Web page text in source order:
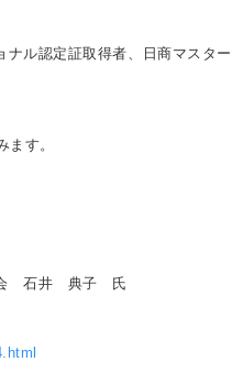
ル認定証取得者、日商マスター
す。
会 石井 典子 氏